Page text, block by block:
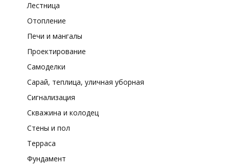
Лестница
Отопление
Печи и мангалы
Проектирование
Самоделки
Сарай, теплица, уличная уборная
Сигнализация
Скважина и колодец
Стены и пол
Терраса
Фундамент